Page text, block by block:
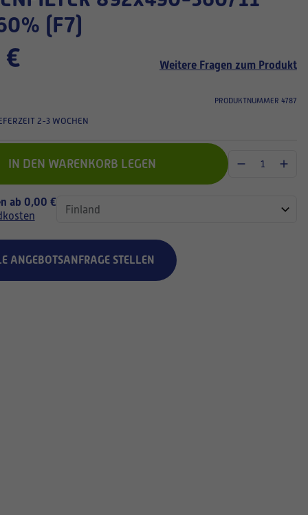
(F7)
€ Weitere Fragen zum Produkt
PRODUKTNUMMER 4787
2-3 WOCHEN
IN DEN WARENKORB LEGEN
ab 0,00 €
ANGEBOTSANFRAGE STELLEN